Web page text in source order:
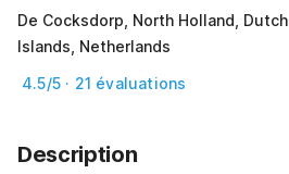
De Cocksdorp, North Holland,
Islands, Netherlands
4.5/5 · 21 évaluations
Description